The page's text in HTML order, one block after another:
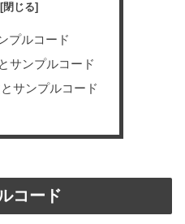
プルコード
サンプルコード
サンプルコード
コード